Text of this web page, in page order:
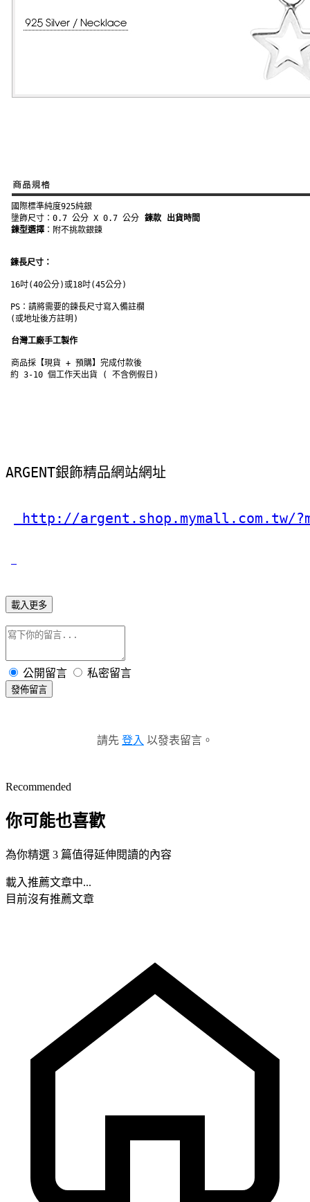
國際標準純度925純銀
墬飾尺寸：0.7 公分 X 0.7 公分 鍊款
出貨時間
鍊型選擇 ：附不挑款銀鍊
鍊長尺寸：
16吋(40公分)或18吋(45公分)
PS：請將需要的鍊長尺寸寫入備註欄
(或地址後方註明)
台灣工廠手工製作
商品採【現貨 + 預購】完成付款後
約 3-10 個工作天出貨 ( 不含例假日)
ARGENT銀飾精品網站網址
http://argent.shop.mymall.com.tw/
載入更多
公開留言 私密留言
發佈留言
請先 登入 以發表留言。
Recommended
你可能也喜歡
為你精選 3 篇值得延伸閱讀的內容
載入推薦文章中...
目前沒有推薦文章